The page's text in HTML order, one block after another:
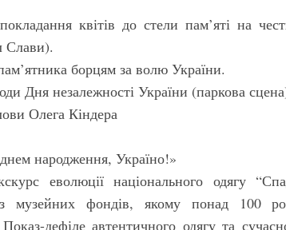
квітів до стели пам’яті на
Слави).
борцям за волю України.
Дня незалежності України (паркова
Олега Кіндера
народження, Україно!»
еволюції національного одягу
з музейних фондів, якому понад 100
дефіле автентичного одягу та